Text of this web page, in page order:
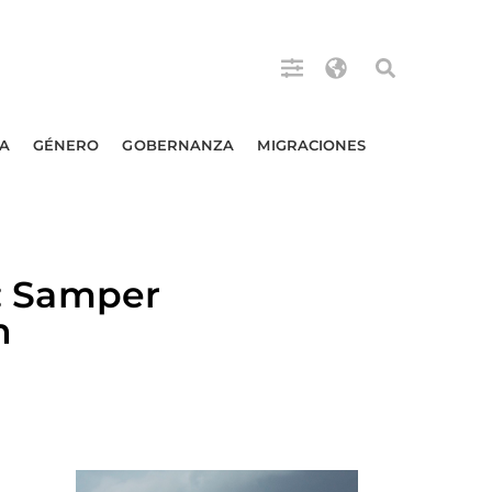
GÉNERO GOBERNANZA MIGRACIONES
Samper